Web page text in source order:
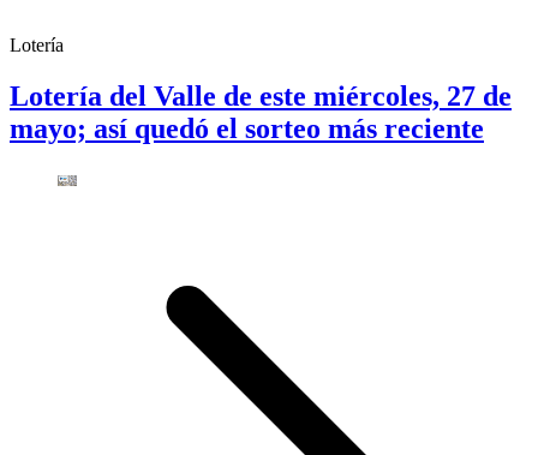
Lotería
Lotería del Valle de este miércoles, 27 de
mayo; así quedó el sorteo más reciente